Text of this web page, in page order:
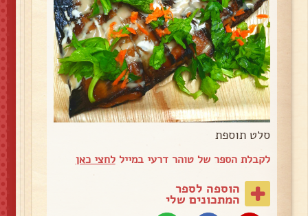
סלט תוספת
לקבלת הספר של טוהר דרעי במייללחצי כאן
הוספה לספר
המתכונים שלי